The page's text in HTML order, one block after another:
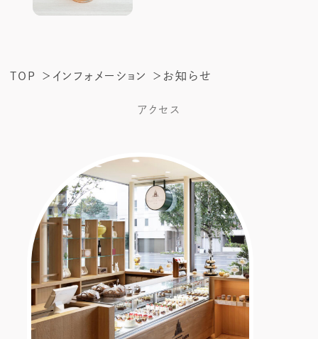
営業時間:10:30-19:00
TOP インフォメーション お知らせ
アクセス